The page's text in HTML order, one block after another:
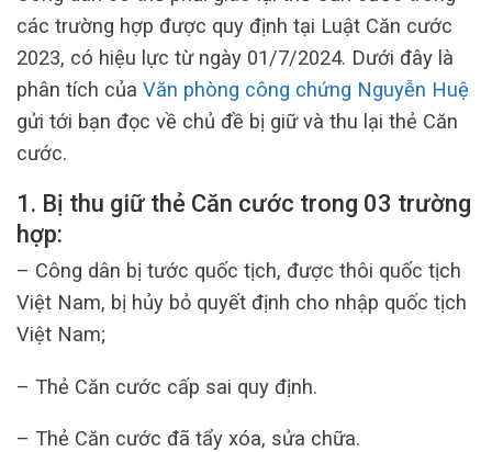
các trường hợp được quy định tại Luật Căn cước
2023, có hiệu lực từ ngày 01/7/2024. Dưới đây là
phân tích của Văn phòng công chứng Nguyễn Huệ
gửi tới bạn đọc về chủ đề bị giữ và thu lại thẻ Căn
cước.
1. Bị thu giữ thẻ Căn cước trong 03 trường
hợp:
– Công dân bị tước quốc tịch, được thôi quốc tịch
Việt Nam, bị hủy bỏ quyết định cho nhập quốc tịch
Việt Nam;
– Thẻ Căn cước cấp sai quy định.
– Thẻ Căn cước đã tẩy xóa, sửa chữa.